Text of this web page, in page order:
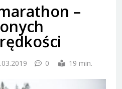
–
0 19 min.